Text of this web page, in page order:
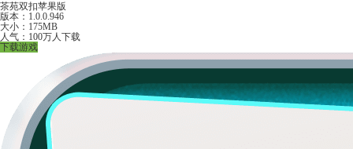
茶苑双扣苹果版
版本：1.0.0.946
大小：175MB
人气：100万人下载
下载游戏